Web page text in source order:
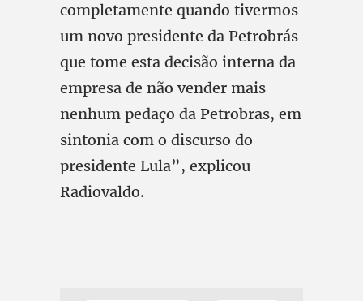
completamente quando tivermos
um novo presidente da Petrobrás
que tome esta decisão interna da
empresa de não vender mais
nenhum pedaço da Petrobras, em
sintonia com o discurso do
presidente Lula”, explicou
Radiovaldo.